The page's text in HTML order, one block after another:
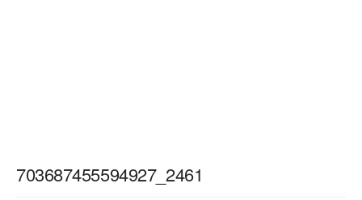
703687455594927_2461